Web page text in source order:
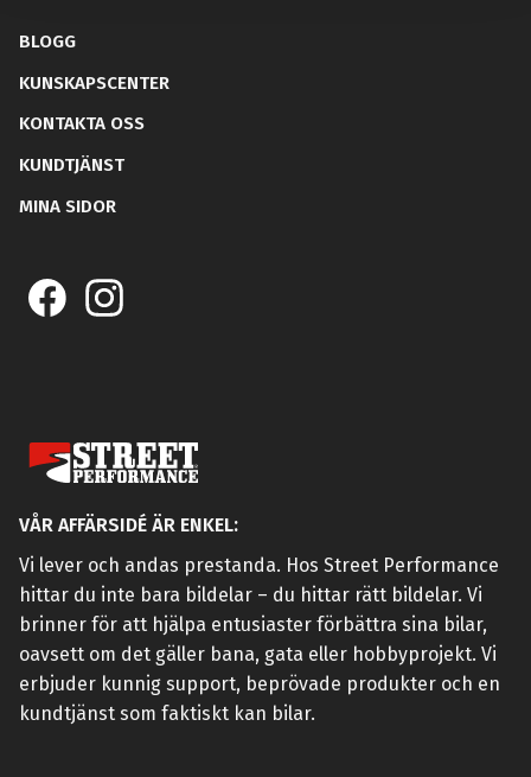
BLOGG
KUNSKAPSCENTER
KONTAKTA OSS
KUNDTJÄNST
MINA SIDOR
VÅR AFFÄRSIDÉ ÄR ENKEL:
Vi lever och andas prestanda. Hos Street Performance
hittar du inte bara bildelar – du hittar rätt bildelar. Vi
brinner för att hjälpa entusiaster förbättra sina bilar,
oavsett om det gäller bana, gata eller hobbyprojekt. Vi
erbjuder kunnig support, beprövade produkter och en
kundtjänst som faktiskt kan bilar.